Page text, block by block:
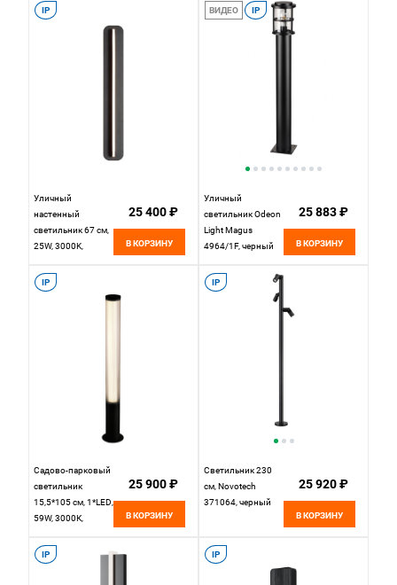
100018/2300,
черный
O592FL-L15GF3K
серый
IP
Уличный
настенный
светильник 67 см,
25W, 3000K,
4823-1W, черный
25 400 ₽
В КОРЗИНУ
ВИДЕО IP
Уличный
светильник Odeon
Light Magus
4964/1F, черный
25 883 ₽
В КОРЗИНУ
IP
Садово-парковый
светильник
15,5*105 см, 1*LED,
59W, 3000К,
4393-1F черный
25 900 ₽
В КОРЗИНУ
IP
Светильник 230
см, Novotech
371064, черный
25 920 ₽
В КОРЗИНУ
IP IP